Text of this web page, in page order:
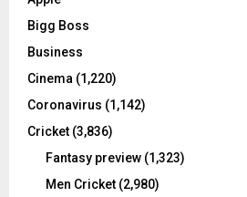
:Bigg Boss
Business
Cinema (1,220)
Coronavirus (1,142)
Cricket (3,836)
Fantasy preview (1,323)
Men Cricket (2,980)